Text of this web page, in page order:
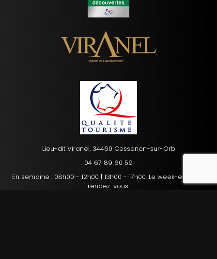
Lieu-dit Viranel, 34460 Cessenon-sur-Orb
04 67 89 60 59
En semaine : 08h00 - 12h00 | 13h00 - 17h00. Le week-end : sur
rendez-vous.